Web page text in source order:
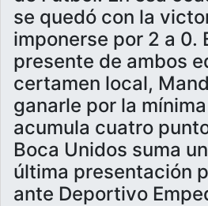
se quedó con la
imponerse por 2 a 0.
presente de ambos
certamen local,
ganarle por la
acumula cuatro
Boca Unidos suma
última presentación
ante Deportivo